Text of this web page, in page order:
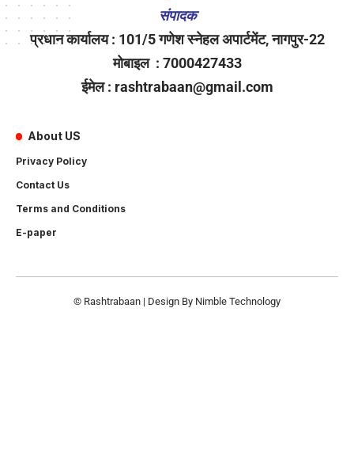
संपादक
प्रधान कार्यालय : 101/5 गणेश स्नेहल अपार्टमेंट, नागपुर-22
मोबाइल : 7000427433
ईमेल : rashtrabaan@gmail.com
About US
Privacy Policy
Contact Us
Terms and Conditions
E-paper
© Rashtrabaan | Design By Nimble Technology